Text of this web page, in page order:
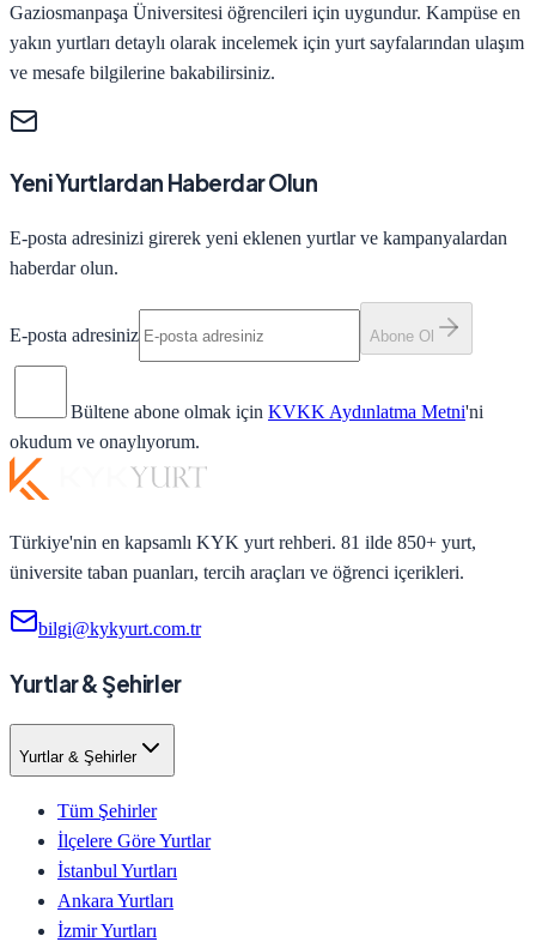
Gaziosmanpaşa Üniversitesi öğrencileri için uygundur. Kampüse en
yakın yurtları detaylı olarak incelemek için yurt sayfalarından ulaşım
ve mesafe bilgilerine bakabilirsiniz.
Yeni Yurtlardan Haberdar Olun
E-posta adresinizi girerek yeni eklenen yurtlar ve kampanyalardan
haberdar olun.
E-posta adresiniz Abone Ol
Bültene abone olmak için KVKK Aydınlatma Metni'ni
okudum ve onaylıyorum.
Türkiye'nin en kapsamlı KYK yurt rehberi. 81 ilde 850+ yurt,
üniversite taban puanları, tercih araçları ve öğrenci içerikleri.
bilgi@kykyurt.com.tr
Yurtlar & Şehirler
Yurtlar & Şehirler
Tüm Şehirler
İlçelere Göre Yurtlar
İstanbul Yurtları
Ankara Yurtları
İzmir Yurtları